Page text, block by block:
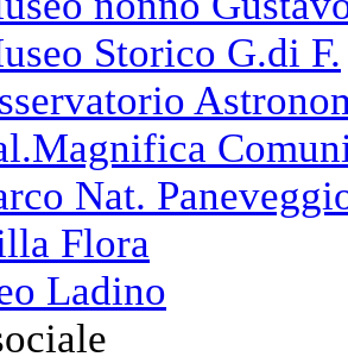
Storico G.di F.
Nat.
Flora
Ladino